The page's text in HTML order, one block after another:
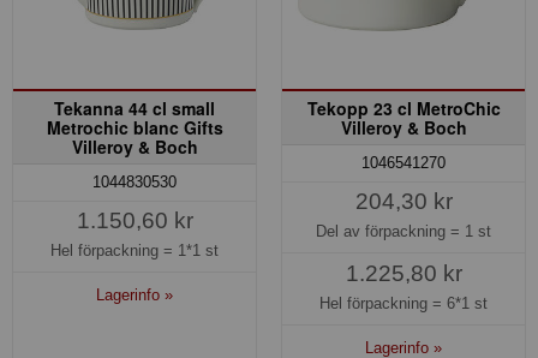
Tekanna 44 cl small
Metrochic blanc Gifts
Villeroy & Boch
1044830530
1.150,60 kr
Hel förpackning = 1*1 st
Lagerinfo »
Tekopp 23 cl MetroChic
Villeroy & Boch
1046541270
204,30 kr
Del av förpackning = 1 st
1.225,80 kr
Hel förpackning = 6*1 st
Lagerinfo »